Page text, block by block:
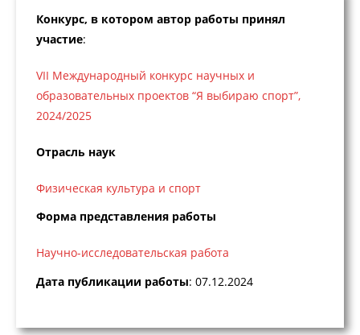
Конкурс, в котором автор работы принял
участие:
VII Международный конкурс научных и
образовательных проектов “Я выбираю спорт”,
2024/2025
Отрасль наук
Физическая культура и спорт
Форма представления работы
Научно-исследовательская работа
Дата публикации работы: 07.12.2024